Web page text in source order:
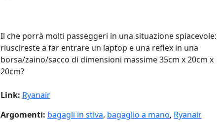
Il che porrà molti passeggeri in una situazione spiacevole:
riuscireste a far entrare un laptop e una reflex in una
borsa/zaino/sacco di dimensioni massime 35cm x 20cm x
20cm?
Link: Ryanair
Argomenti: bagagli in stiva, bagaglio a mano, Ryanair